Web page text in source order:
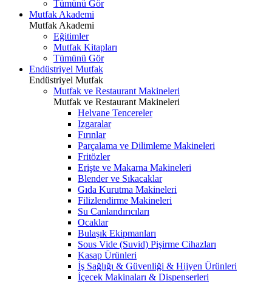
Tümünü Gör
Mutfak Akademi
Mutfak Akademi
Eğitimler
Mutfak Kitapları
Tümünü Gör
Endüstriyel Mutfak
Endüstriyel Mutfak
Mutfak ve Restaurant Makineleri
Mutfak ve Restaurant Makineleri
Helvane Tencereler
Izgaralar
Fırınlar
Parçalama ve Dilimleme Makineleri
Fritözler
Erişte ve Makarna Makineleri
Blender ve Sıkacaklar
Gıda Kurutma Makineleri
Filizlendirme Makineleri
Su Canlandırıcıları
Ocaklar
Bulaşık Ekipmanları
Sous Vide (Suvid) Pişirme Cihazları
Kasap Ürünleri
İş Sağlığı & Güvenliği & Hijyen Ürünleri
İçecek Makinaları & Dispenserleri